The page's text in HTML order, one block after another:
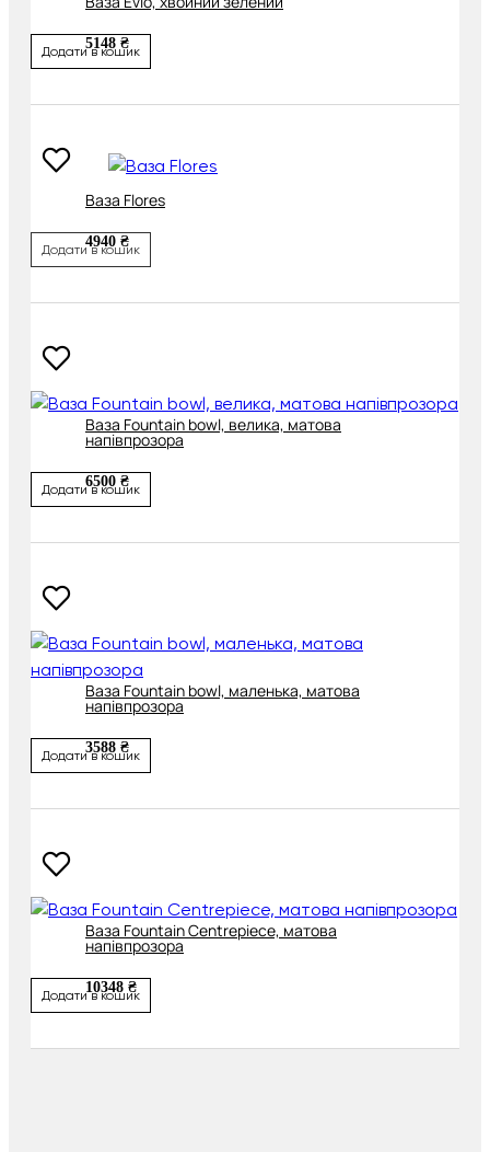
5148 ₴
Додати в кошик
Ваза Flores
4940 ₴
Додати в кошик
Ваза Fountain bowl, велика, матова
напівпрозора
6500 ₴
Додати в кошик
Ваза Fountain bowl, маленька, матова
напівпрозора
3588 ₴
Додати в кошик
Ваза Fountain Centrepiece, матова
напівпрозора
10348 ₴
Додати в кошик